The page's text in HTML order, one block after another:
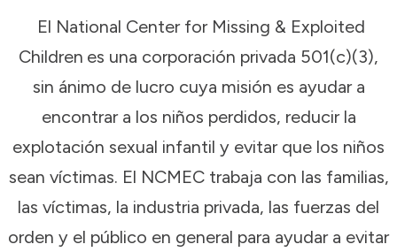
El National Center for Missing & Exploited
Children es una corporación privada 501(c)(3),
sin ánimo de lucro cuya misión es ayudar a
encontrar a los niños perdidos, reducir la
explotación sexual infantil y evitar que los niños
sean víctimas. El NCMEC trabaja con las familias,
las víctimas, la industria privada, las fuerzas del
orden y el público en general para ayudar a evitar